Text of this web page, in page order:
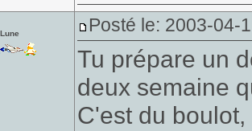
Posté le: 2003-04-
Tu prépare un
deux semaine
C'est du